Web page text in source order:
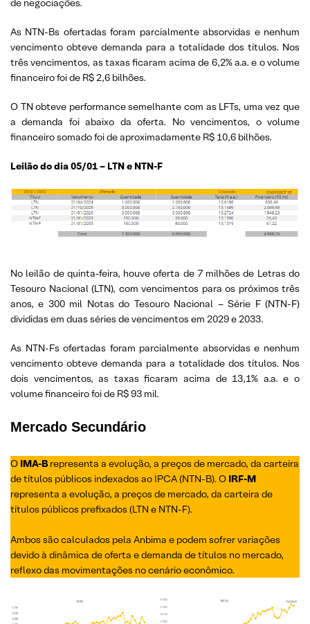
de negociações.
As NTN-Bs ofertadas foram parcialmente absorvidas e nenhum
vencimento obteve demanda para a totalidade dos títulos. Nos
três vencimentos, as taxas ficaram acima de 6,2% a.a. e o volume
financeiro foi de R$ 2,6 bilhões.
O TN obteve performance semelhante com as LFTs, uma vez que
a demanda foi abaixo da oferta. No vencimentos, o volume
financeiro somado foi de aproximadamente R$ 10,6 bilhões.
Leilão do dia 05/01 – LTN e NTN-F
No leilão de quinta-feira, houve oferta de 7 milhões de Letras do
Tesouro Nacional (LTN), com vencimentos para os próximos três
anos, e 300 mil Notas do Tesouro Nacional – Série F (NTN-F)
divididas em duas séries de vencimentos em 2029 e 2033.
As NTN-Fs ofertadas foram parcialmente absorvidas e nenhum
vencimento obteve demanda para a totalidade dos títulos. Nos
dois vencimentos, as taxas ficaram acima de 13,1% a.a. e o
volume financeiro foi de R$ 93 mil.
Mercado Secundário
O IMA-B representa a evolução, a preços de mercado, da carteira
de títulos públicos indexados ao IPCA (NTN-B). O IRF-M
representa a evolução, a preços de mercado, da carteira de
títulos públicos prefixados (LTN e NTN-F).
Ambos são calculados pela Anbima e podem sofrer variações
devido à dinâmica de oferta e demanda de títulos no mercado,
reflexo das movimentações no cenário econômico.